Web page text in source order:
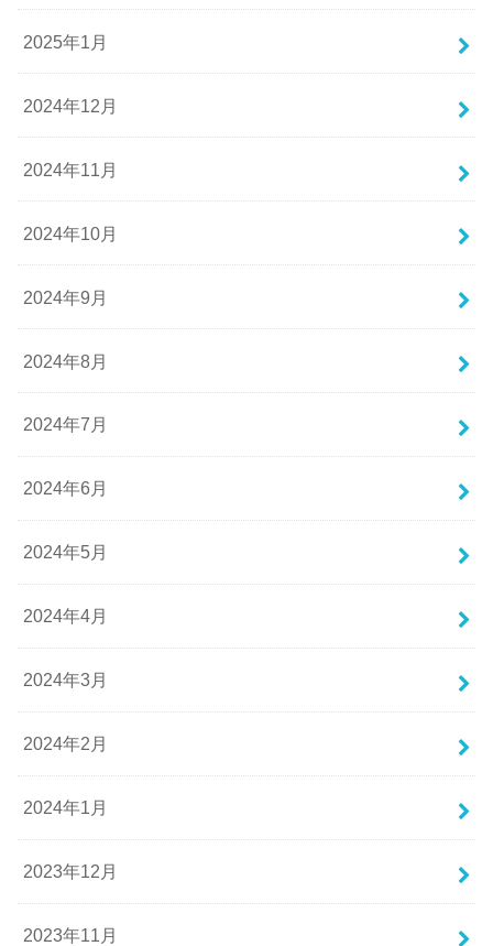
2025年1月
2024年12月
2024年11月
2024年10月
2024年9月
2024年8月
2024年7月
2024年6月
2024年5月
2024年4月
2024年3月
2024年2月
2024年1月
2023年12月
2023年11月